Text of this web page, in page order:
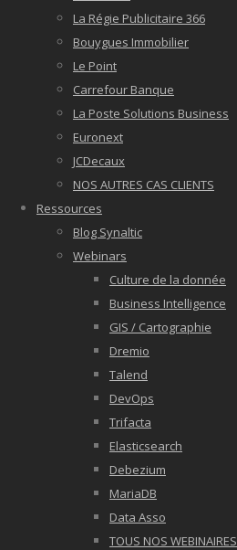
La Régie Publicitaire 366
Bouygues Immobilier
Le Point
Carrefour Banque
La Poste Solutions Business
Euronext
JCDecaux
NOS AUTRES CAS CLIENTS
Ressources
Blog Synaltic
Webinars
Culture de la donnée
Business Intelligence
GIS / Cartographie
Dremio
Talend
DevOps
Trifacta
Elasticsearch
Debezium
MariaDB
Data Asso
TOUS NOS WEBINAIRES